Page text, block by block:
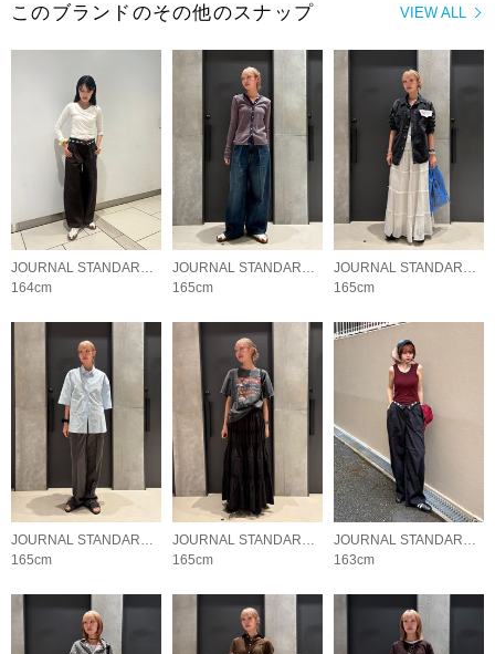
VIEW ALL
このブランドのその他のスナップ
JOURNAL STANDARD LADYS
164cm
JOURNAL STANDARD LADYS
165cm
JOURNAL STANDARD LADYS
165cm
JOURNAL STANDARD LADYS
165cm
JOURNAL STANDARD LADYS
165cm
JOURNAL STANDARD LADYS
163cm